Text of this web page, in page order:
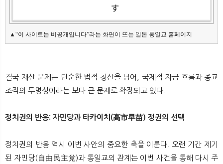
▲“이 사이트는 비공개입니다”라는 화면이 뜨는 일본 통일교 홈페이지
결국 재산 문제는 단순한 법적 청산을 넘어, 국제적 자금 흐름과 종교
조직의 투명성이라는 보다 큰 문제로 확장되고 있다.
정치권의 반응: 자민당과 타카이치(高市早苗) 정권의 선택
정치권의 반응 역시 이번 사안의 중요한 축을 이룬다. 오랜 기간 제기
된 자민당(自由民主党)과 통일교의 관계는 이번 사건을 통해 다시 주